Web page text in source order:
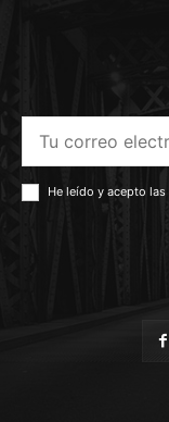
He leído y acepto las